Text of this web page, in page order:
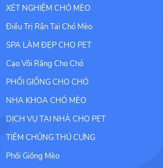
XÉT NGHIỆM CHÓ MÈO
Điều Trị Rận Tai Chó Mèo
SPA LÀM ĐẸP CHO PET
Cạo Vôi Răng Cho Chó
PHỐI GIỐNG CHO CHÓ
NHA KHOA CHÓ MÈO
DỊCH VỤ TẠI NHÀ CHO PET
TIÊM CHỦNG THÚ CƯNG
Phối Giống Mèo